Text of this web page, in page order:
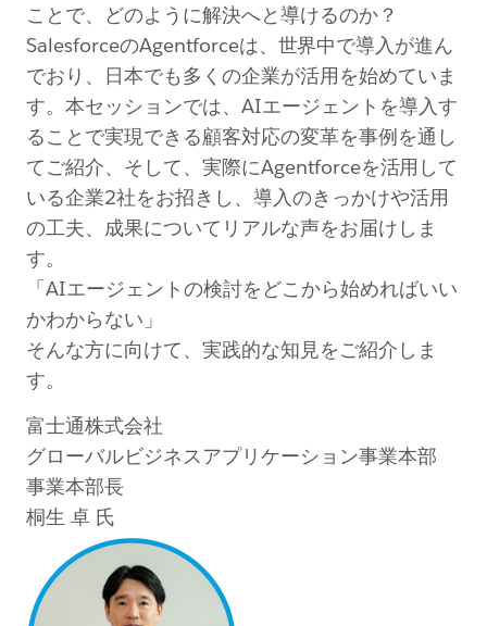
ことで、どのように解決へと導けるのか？
SalesforceのAgentforceは、世界中で導入が進ん
でおり、日本でも多くの企業が活用を始めていま
す。本セッションでは、AIエージェントを導入す
ることで実現できる顧客対応の変革を事例を通し
てご紹介、そして、実際にAgentforceを活用して
いる企業2社をお招きし、導入のきっかけや活用
の工夫、成果についてリアルな声をお届けしま
す。
「AIエージェントの検討をどこから始めればいい
かわからない」
そんな方に向けて、実践的な知見をご紹介しま
す。
富士通株式会社
グローバルビジネスアプリケーション事業本部
事業本部長
桐生 卓 氏